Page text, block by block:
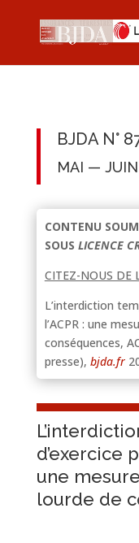
BJDA N°
MAI —
CONTENU
SOUS LICENCE
CITEZ-NOUS DE
L’interdiction
l’ACPR : une
conséquences,
presse), bjda.fr
d’exercice
une
lourde de